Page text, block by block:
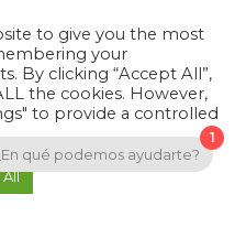
ELEVATED
to give you the most
your
By clicking “Accept All”,
the cookies. However,
to provide a controlled
1
qué podemos ayudarte?